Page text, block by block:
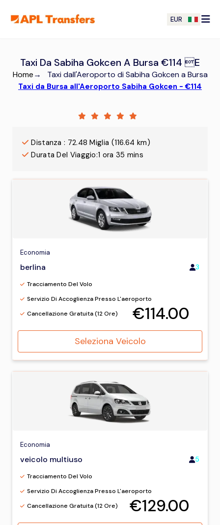
EUR
Taxi Da Sabiha Gokcen A Bursa €114 E
Home→ Taxi dall'Aeroporto di Sabiha Gokcen a Bursa
Taxi da Bursa all'Aeroporto Sabiha Gokcen - €114
Distanza : 72.48 Miglia (116.64 km)
Durata Del Viaggio:1 ora 35 mins
Economia
berlina 3
Tracciamento Del Volo
Servizio Di Accoglienza Presso L'aeroporto
Cancellazione Gratuita (12 Ore)
€114.00
Seleziona Veicolo
Economia
veicolo multiuso 5
Tracciamento Del Volo
Servizio Di Accoglienza Presso L'aeroporto
Cancellazione Gratuita (12 Ore)
€129.00